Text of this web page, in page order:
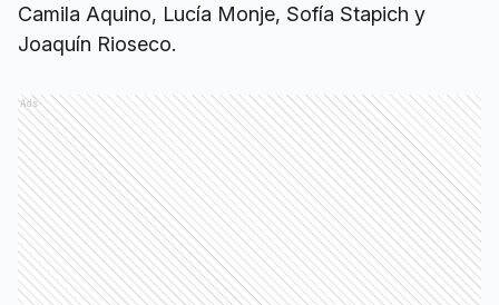
Camila Aquino, Lucía Monje, Sofía Stapich y
Joaquín Rioseco.
Ads